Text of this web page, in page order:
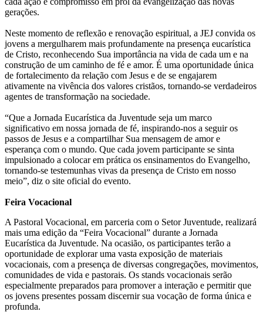
gerações.
Neste momento de reflexão e renovação espiritual, a JEJ convida os
jovens a mergulharem mais profundamente na presença eucarística
de Cristo, reconhecendo Sua importância na vida de cada um e na
construção de um caminho de fé e amor. É uma oportunidade única
de fortalecimento da relação com Jesus e de se engajarem
ativamente na vivência dos valores cristãos, tornando-se verdadeiros
agentes de transformação na sociedade.
“Que a Jornada Eucarística da Juventude seja um marco
significativo em nossa jornada de fé, inspirando-nos a seguir os
passos de Jesus e a compartilhar Sua mensagem de amor e
esperança com o mundo. Que cada jovem participante se sinta
impulsionado a colocar em prática os ensinamentos do Evangelho,
tornando-se testemunhas vivas da presença de Cristo em nosso
meio”, diz o site oficial do evento.
Feira Vocacional
A Pastoral Vocacional, em parceria com o Setor Juventude, realizará
mais uma edição da “Feira Vocacional” durante a Jornada
Eucarística da Juventude. Na ocasião, os participantes terão a
oportunidade de explorar uma vasta exposição de materiais
vocacionais, com a presença de diversas congregações, movimentos,
comunidades de vida e pastorais. Os stands vocacionais serão
especialmente preparados para promover a interação e permitir que
os jovens presentes possam discernir sua vocação de forma única e
profunda.